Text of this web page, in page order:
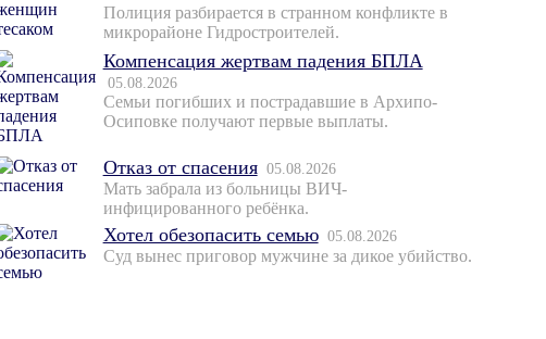
Полиция разбирается в странном конфликте в
микрорайоне Гидростроителей.
Компенсация жертвам падения БПЛА
05.08.2026
Семьи погибших и пострадавшие в Архипо-
Осиповке получают первые выплаты.
Отказ от спасения 05.08.2026
Мать забрала из больницы ВИЧ-
инфицированного ребёнка.
Хотел обезопасить семью 05.08.2026
Суд вынес приговор мужчине за дикое убийство.